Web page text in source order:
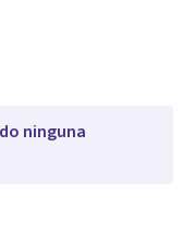
ninguna